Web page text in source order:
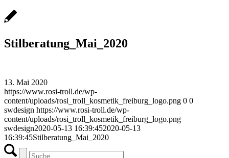
Stilberatung_Mai_2020
13. Mai 2020
https://www.rosi-troll.de/wp-
content/uploads/rosi_troll_kosmetik_freiburg_logo.png 0 0
swdesign https://www.rosi-troll.de/wp-
content/uploads/rosi_troll_kosmetik_freiburg_logo.png
swdesign2020-05-13 16:39:452020-05-13
16:39:45Stilberatung_Mai_2020